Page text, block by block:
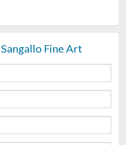
Sangallo Fine Art